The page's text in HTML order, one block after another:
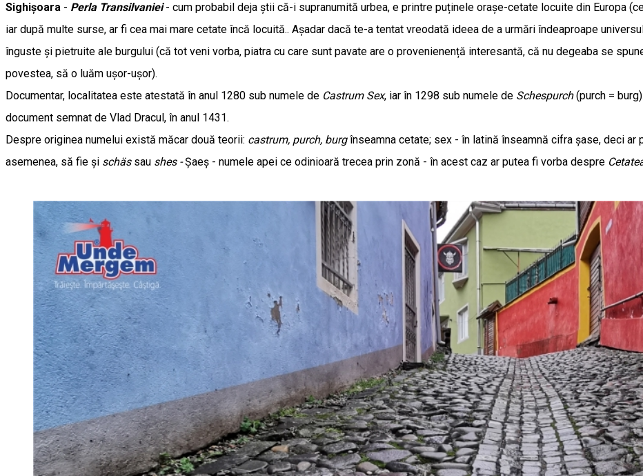
Sighișoara - Perla Transilvaniei- cum probabil deja știi că-i supranumită urbea, e printre puținele orașe-cetate locuite din Europa
iar după multe surse, ar fi cea mai mare cetate încă locuită.. Așadar dacă te-a tentat vreodată ideea de a urmări îndeaproape
înguste și pietruite ale burgului (că tot veni vorba, piatra cu care sunt pavate are o provenienență interesantă, că nu degeaba se
povestea, să o luăm ușor-ușor).
Documentar, localitatea este atestată în anul 1280 sub numele de Castrum Sex, iar în 1298 sub numele de Schespurch(purch =
document semnat de Vlad Dracul, în anul 1431.
Despre originea numelui există măcar două teorii: castrum, purch, burgînseamna cetate; sex - în latină înseamnă cifra șase, deci ar
asemenea, să fie și schäs sau shes -Şaeş - numele apei ce odinioară trecea prin zonă - în acest caz ar putea fi vorba despre